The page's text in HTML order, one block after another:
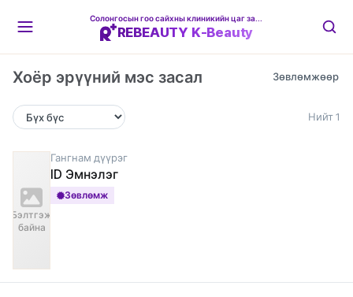
REBEAUTY K-Beauty
Хоёр эрүүний мэс засал
Нийт 1
Бэлтгэж
байна
Гангнам дүүрэг
ID Эмнэлэг
Зөвлөмж